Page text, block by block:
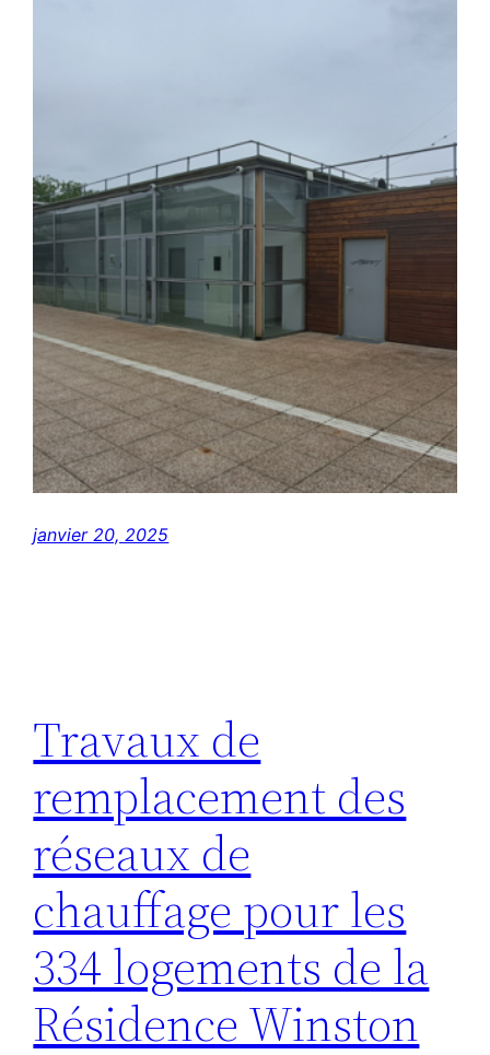
janvier 20, 2025
Travaux de
remplacement des
réseaux de
chauffage pour les
334 logements de la
Résidence Winston